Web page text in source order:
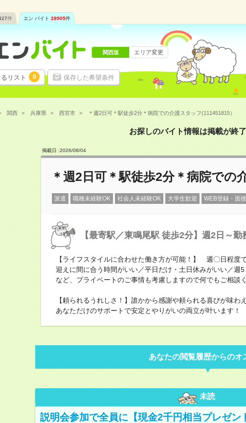
件 エン バイト 28905件
リスト 0 保存した希望条件
関西版 エリア変更
関西 兵庫県 西宮市 ＊週2日可＊駅徒歩2分＊病院での介護スタッフ(111451815）
お探しのバイト情報は掲載が終
掲載日 :2026/08/04
＊週2日可＊駅徒歩2分＊病院での
派遣 職種未経験OK 社会人未経験OK 大学生歓迎 WEB登録・面
【最寄駅／東鳴尾駅 徒歩2分】週2日～勤
【ライフスタイルに合わせた働き方が可能！】 週〇日程度
迎えに間に合う時間がいい／平日だけ・土日休みがいい／
など、プライベートのご事情も考慮しますので何でもご相談
【頼られるうれしさ！】誰かから感謝や頼られる喜びが味わ
あなただけのサポートで安定とやりがいの両立が叶います！
あなたの閲覧履歴からのオ
未読
説明会参加で全員に【現金2千円相当プレゼン